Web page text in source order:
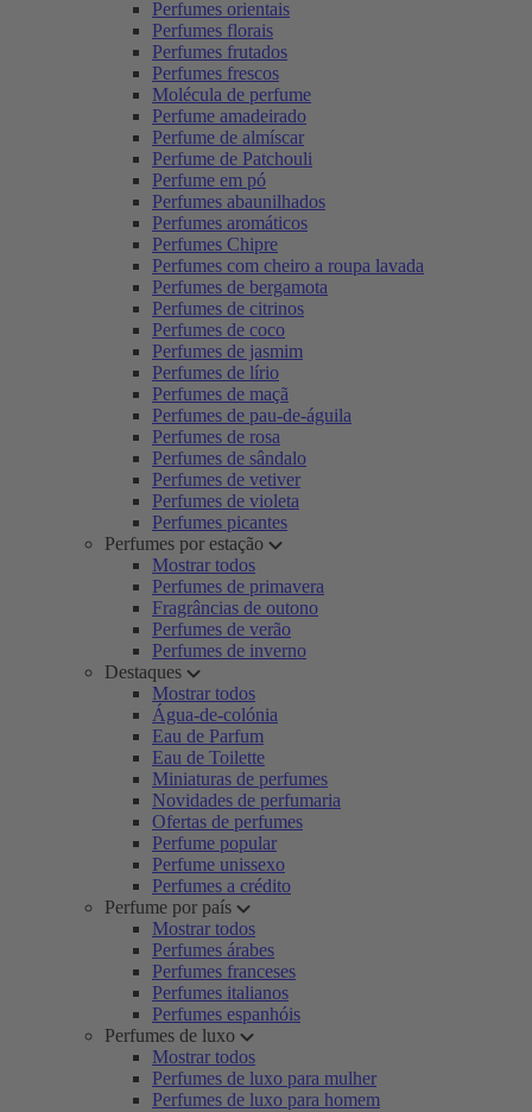
Perfumes orientais
Perfumes florais
Perfumes frutados
Perfumes frescos
Molécula de perfume
Perfume amadeirado
Perfume de almíscar
Perfume de Patchouli
Perfume em pó
Perfumes abaunilhados
Perfumes aromáticos
Perfumes Chipre
Perfumes com cheiro a roupa lavada
Perfumes de bergamota
Perfumes de citrinos
Perfumes de coco
Perfumes de jasmim
Perfumes de lírio
Perfumes de maçã
Perfumes de pau-de-águila
Perfumes de rosa
Perfumes de sândalo
Perfumes de vetiver
Perfumes de violeta
Perfumes picantes
Perfumes por estação
Mostrar todos
Perfumes de primavera
Fragrâncias de outono
Perfumes de verão
Perfumes de inverno
Destaques
Mostrar todos
Água-de-colónia
Eau de Parfum
Eau de Toilette
Miniaturas de perfumes
Novidades de perfumaria
Ofertas de perfumes
Perfume popular
Perfume unissexo
Perfumes a crédito
Perfume por país
Mostrar todos
Perfumes árabes
Perfumes franceses
Perfumes italianos
Perfumes espanhóis
Perfumes de luxo
Mostrar todos
Perfumes de luxo para mulher
Perfumes de luxo para homem